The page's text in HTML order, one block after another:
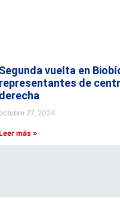
Segunda vuelta en
representantes de
derecha
27, 2024
más »